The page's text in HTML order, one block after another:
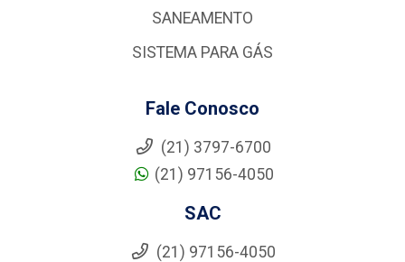
SANEAMENTO
SISTEMA PARA GÁS
Fale Conosco
(21) 3797-6700
(21) 97156-4050
SAC
(21) 97156-4050